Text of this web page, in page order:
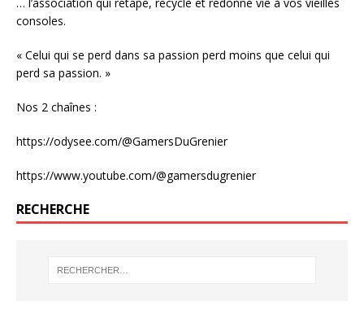
consoles.
« Celui qui se perd dans sa passion perd moins que celui qui
perd sa passion. »
Nos 2 chaînes :
https://odysee.com/@GamersDuGrenier
https://www.youtube.com/@gamersdugrenier
RECHERCHE